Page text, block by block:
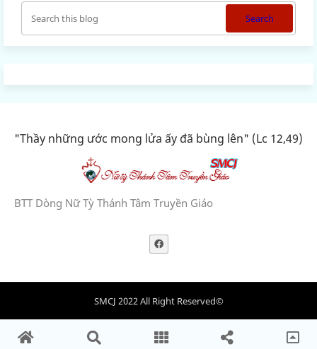
"Thầy những ước mong lửa ấy đã bùng lên" (Lc 12,49)
BTT Dòng Nữ Tỳ Thánh Tâm Truyền Giáo
SMCJ 2022 All Right Reserved©